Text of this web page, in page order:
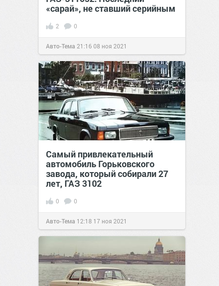
«сарай», не ставший серийным
2 0
Авто-Тема 21:1608 ноя 2021
Самый привлекательный
автомобиль Горьковского
завода, который собирали 27
лет, ГАЗ 3102
0 0
Авто-Тема 12:18 17 ноя 2021